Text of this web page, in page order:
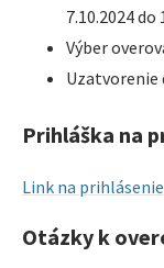
7.10.2024
Výber
Uzatvorenie
Prihláška na
Link na prihlásenie
Otázky k